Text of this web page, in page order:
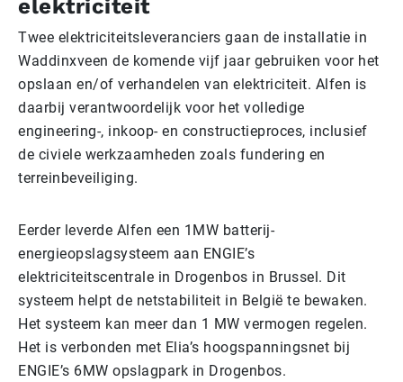
elektriciteit
Twee elektriciteitsleveranciers gaan de installatie in
Waddinxveen de komende vijf jaar gebruiken voor het
opslaan en/of verhandelen van elektriciteit. Alfen is
daarbij verantwoordelijk voor het volledige
engineering-, inkoop- en constructieproces, inclusief
de civiele werkzaamheden zoals fundering en
terreinbeveiliging.
Eerder leverde Alfen een 1MW batterij-
energieopslagsysteem aan ENGIE’s
elektriciteitscentrale in Drogenbos in Brussel. Dit
systeem helpt de netstabiliteit in België te bewaken.
Het systeem kan meer dan 1 MW vermogen regelen.
Het is verbonden met Elia’s hoogspanningsnet bij
ENGIE’s 6MW opslagpark in Drogenbos.